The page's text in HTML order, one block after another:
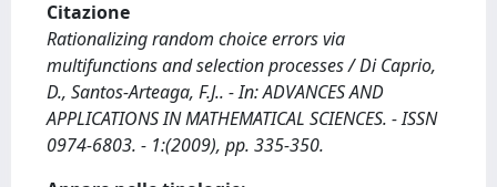
Citazione
Rationalizing random choice errors via
multifunctions and selection processes / Di Caprio,
D., Santos-Arteaga, F.J.. - In: ADVANCES AND
APPLICATIONS IN MATHEMATICAL SCIENCES. - ISSN
0974-6803. - 1:(2009), pp. 335-350.